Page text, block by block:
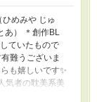
ひめみや じゅ
あ） ＊創作BL
ていたもので
難うございま
も嬉しいです✨
気者の耽美系美
キャΩ（見た目